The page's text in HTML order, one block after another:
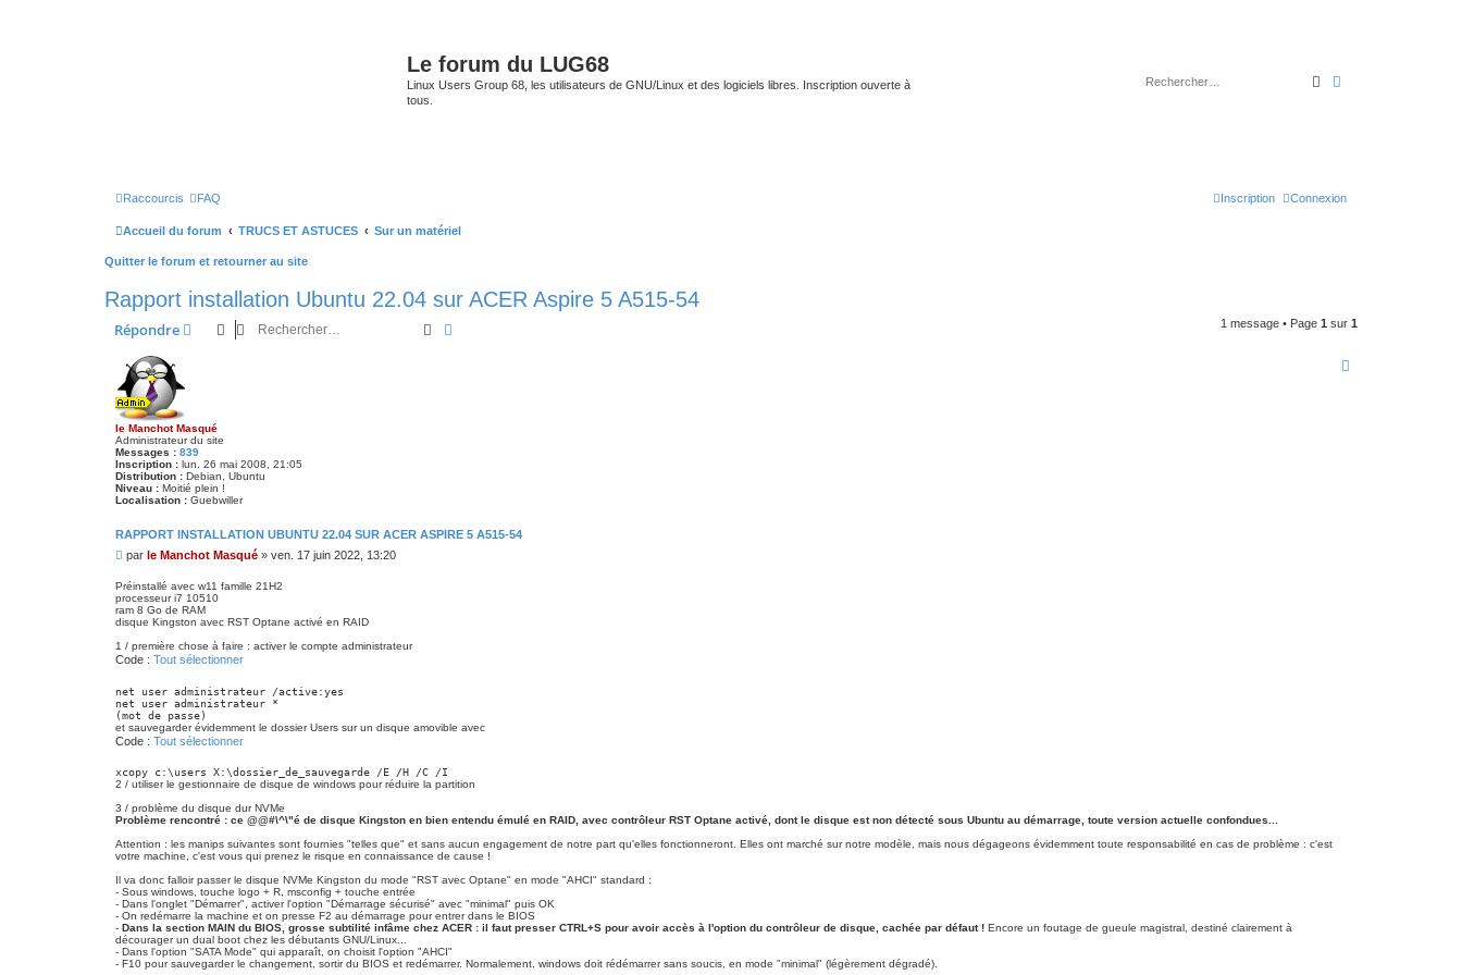
Le forum du LUG68
Linux Users Group 68, les utilisateurs de GNU/Linux et des logiciels libres. Inscription ouverte à
tous.
Rechercher
Raccourcis FAQ Connexion
Inscription
Accueil du forum TRUCS ET ASTUCES Sur un matériel
Quitter le forum et retourner au site
Rapport installation Ubuntu 22.04 sur ACER Aspire 5 A515-54
Répondre Rechercher 1 message • Page 1 sur 1
le Manchot Masqué
Administrateur du site
Messages : 839
Inscription : lun. 26 mai 2008, 21:05
Distribution : Debian, Ubuntu
Niveau : Moitié plein !
Localisation : Guebwiller
RAPPORT INSTALLATION UBUNTU 22.04 SUR ACER ASPIRE 5 A515-54
M
s
s
a
g
e
par le Manchot Masqué » ven. 17 juin 2022, 13:20
Préinstallé avec w11 famille 21H2
processeur i7 10510
ram 8 Go de RAM
disque Kingston avec RST Optane activé en RAID
1 / première chose à faire : activer le compte administrateur
Code : Tout sélectionner
net user administrateur /active:yes
net user administrateur *
(mot de passe)
et sauvegarder évidemment le dossier Users sur un disque amovible avec
Code : Tout sélectionner
xcopy c:\users X:\dossier_de_sauvegarde /E /H /C /I
2 / utiliser le gestionnaire de disque de windows pour réduire la partition
3 / problème du disque dur NVMe
Problème rencontré : ce @@#\^\"é de disque Kingston en bien entendu émulé en RAID, avec contrôleur RST Optane activé, dont le disque est non détecté sous Ubuntu au démarrage, toute version actuelle confondues...
Attention : les manips suivantes sont fournies "telles que" et sans aucun engagement de notre part qu'elles fonctionneront. Elles ont marché sur notre modèle, mais nous dégageons évidemment toute responsabilité en cas de problème : c'est
votre machine, c'est vous qui prenez le risque en connaissance de cause !
Il va donc falloir passer le disque NVMe Kingston du mode "RST avec Optane" en mode "AHCI" standard :
- Sous windows, touche logo + R, msconfig + touche entrée
- Dans l'onglet "Démarrer", activer l'option "Démarrage sécurisé" avec "minimal" puis OK
- On redémarre la machine et on presse F2 au démarrage pour entrer dans le BIOS
- Dans la section MAIN du BIOS, grosse subtilité infâme chez ACER : il faut presser CTRL+S pour avoir accès à l'option du contrôleur de disque, cachée par défaut ! Encore un foutage de gueule magistral, destiné clairement à
décourager un dual boot chez les débutants GNU/Linux...
- Dans l'option "SATA Mode" qui apparaît, on choisit l'option "AHCI"
- F10 pour sauvegarder le changement, sortir du BIOS et redémarrer. Normalement, windows doit rédémarrer sans soucis, en mode "minimal" (légèrement dégradé).